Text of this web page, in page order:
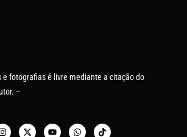
e fotografias é livre mediante a citação do
–